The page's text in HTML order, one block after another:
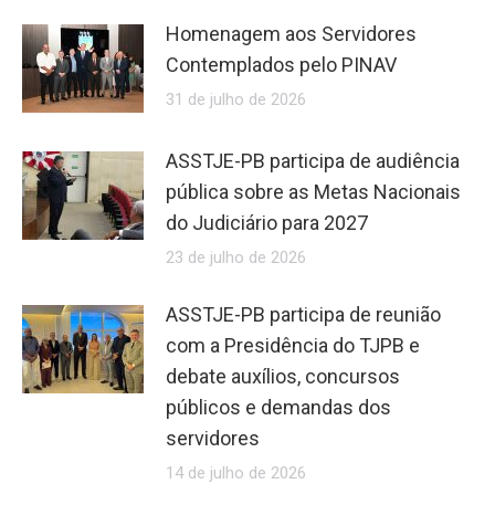
Homenagem aos Servidores
Contemplados pelo PINAV
31 de julho de 2026
ASSTJE-PB participa de audiência
pública sobre as Metas Nacionais
do Judiciário para 2027
23 de julho de 2026
ASSTJE-PB participa de reunião
com a Presidência do TJPB e
debate auxílios, concursos
públicos e demandas dos
servidores
14 de julho de 2026